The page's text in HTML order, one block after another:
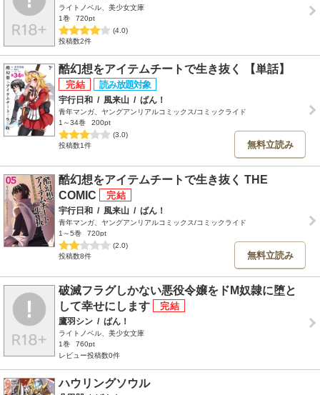
ライトノベル、美少女文庫
1巻
720pt
(4.0)
投稿数2件
酷幻想をアイテムチートで生き抜く 【単話】
宇行日和 / 風来山 / ばん！
青年マンガ、ヤングアンリアルコミックス/コミックライド
1～34巻
200pt
(3.0)
投稿数1件
無料立読み
酷幻想をアイテムチートで生き抜く THE
COMIC
宇行日和 / 風来山 / ばん！
青年マンガ、ヤングアンリアルコミックス/コミックライド
1～5巻
720pt
(2.0)
投稿数8件
無料立読み
破滅フラグしかない悪役令嬢をドМ奴隷に堕と
して幸せにします
鷹羽シン / ばん！
ライトノベル、美少女文庫
1巻
760pt
レビュー投稿数0件
ハウリングソウル